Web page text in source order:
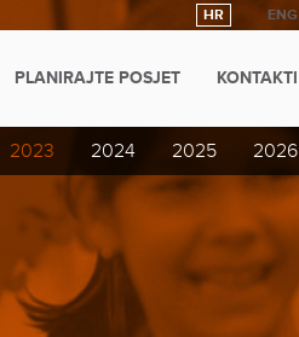
PLANIRAJTE POSJET KONTAKTI
ENG
HR
2023 2024 2025 2026